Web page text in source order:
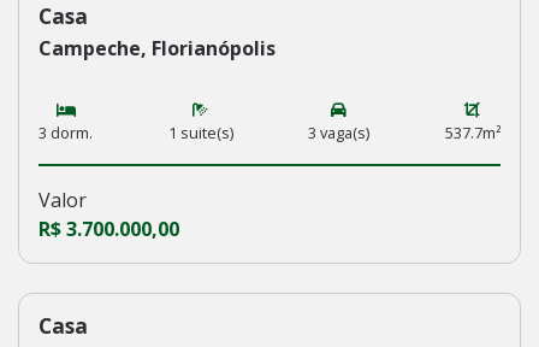
232
Casa
Campeche, Florianópolis
3 dorm. 1 suite(s) 3 vaga(s) 537.7m²
Valor
R$ 3.700.000,00
231
Casa